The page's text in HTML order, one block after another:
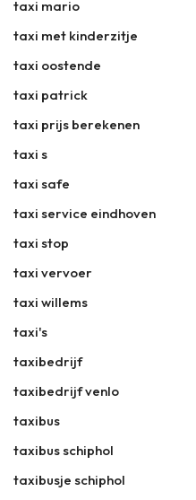
taxi mario
taxi met kinderzitje
taxi oostende
taxi patrick
taxi prijs berekenen
taxi s
taxi safe
taxi service eindhoven
taxi stop
taxi vervoer
taxi willems
taxi's
taxibedrijf
taxibedrijf venlo
taxibus
taxibus schiphol
taxibusje schiphol